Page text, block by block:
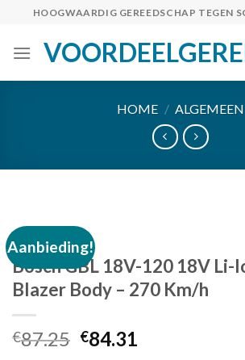
content
HOOGWAARDIG GEREEDSCHAP TEGEN
HOME / ALGEMEEN
Aanbieding!
Bosch GBL 18V-120 18V Li-
Blazer Body – 270 Km/h
€87.25 Oorspronkelijke
€84.31